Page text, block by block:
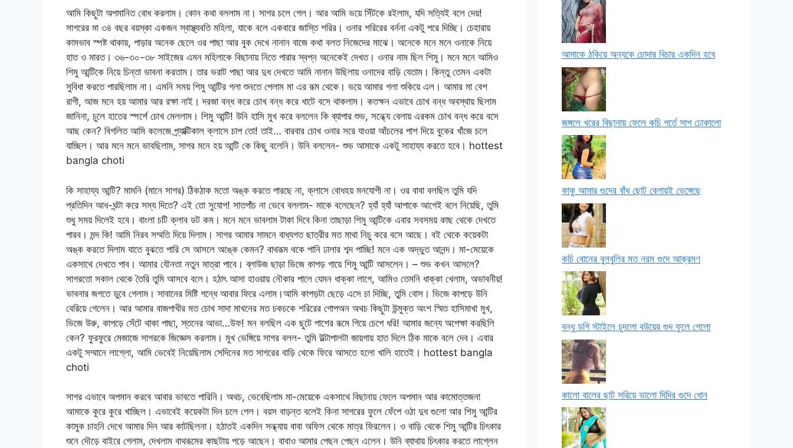
আমি কিছুটা অপমানিত বোধ করলাম। কোন কথা বললাম না। সাগর চলে গেল। আর আমি ভয়ে সিঁটকে রইলাম, যদি সত্যিই বলে দেয়!
সাগরের মা ৩৪ বছর বয়স্কা একজন স্বাস্থ্যবতি মহিলা, যাকে বলে একবারে জাস্তি শরির। ওনার শরিরের বর্ননা একটু পরে দিচ্ছি। চেহারায়
কামভাব স্পষ্ট থাকায়, পাড়ার অনেক ছেলে ওর পাছা আর বুক দেখে নানান বাজে কথা বলত নিজেদের মাঝে। অনেকে মনে মনে ওনাকে নিয়ে
হাত ও মারত। ৩৬-৩০-৩৮ সাইজের এমন মহিলাকে বিছানায় নিতে পারার স্বপ্ন অনেকেই দেখত। ওনার নাম ছিল শিমু। মনে মনে আমিও
শিমু আন্টিকে নিয়ে চিন্তা ভাবনা করতাম। তার ভরাট পাছা আর দুধ দেখতে আমি নানান উছিলায় ওনাদের বাড়ি যেতাম। কিন্তু তেমন একটা
সুবিধা করতে পারছিলাম না। এমনি সময় শিমু আন্টির গলা শুনতে পেলাম মা এর রূম থেকে। ভয়ে আমার গলা শুকিয়ে এল। আমার মা বেশ
রাগী, আজ মনে হয় আমার আর রক্ষা নাই। দরজা বন্ধ করে চোখ বন্ধ করে খাটে বসে থাকলাম। কতক্ষন এভাবে চোখ বন্ধ অবস্থায় ছিলাম
জানিনা, চুলে হাতের স্পর্শে চোখ মেললাম। শিমু আন্টি! উনি হাসি মুখ করে বললেন কি ব্যাপার শুভ, সন্ধ্যে বেলায় এরকম চোখ বন্ধ করে বসে
আছ কেন? বিগলিত আমি কলেজে প্র্যাক্টিকাল ক্লাসে চাপ তো! তাই… বারবার চোখ ওনার সরে যাওয়া আঁচলের পাশ দিয়ে বুকের খাঁজে চলে
যাচ্ছিল। আর মনে মনে ভাবছিলাম, সাগর মনে হয় আন্টি কে কিছু বলেনি। উনি বললেন- শুভ আমাকে একটু সাহায্য করতে হবে। hottest
bangla choti
কি সাহায্য আন্টি? মামনি (মানে সাগর) ঠিকঠাক মতো অঙ্ক করতে পারছে না, ক্লাসে বোধহয় মনযোগী না। ওর বাবা বলছিল তুমি যদি
প্রতিদিন আধ-ঘন্টা করে সম্য দিতে? এই তো সুযোগ! সাতপাঁচ না ভেবে বললাম- মাকে বলেছেন? হ্যাঁ হ্যাঁ আপাকে আগেই বলে নিয়েছি, তুমি
শুধু সময় দিলেই হবে। বাংলা চটি ক্লাব ডট কম। মনে মনে ভাবলাম টাকা দিবে কিনা তাছাড়া শিমু আন্টিকে এবার সবসময় কাছ থেকে দেখতে
পারব। মন্দ কি! আমি নিরব সম্মতি দিয়ে দিলাম। সাগর আমার সামনে বাধ্যগত ছাত্রীর মত মাথা নিচু করে বসে আছে। বই থেকে কয়েকটা
অঙ্ক করতে দিলাম যাতে বুঝতে পারি সে আসলে অঙ্কে কেমন? বাথরূম থকে পানি ঢালার শব্দ পাচ্ছি! মনে এক অদ্ভুত আনন্দ। মা-মেয়েকে
একসাথে দেখতে পাব। আমার যৌনতা নতুন মাত্রা পাবে। ব্লাউজ ছাড়া ভিজে কাপড় গায়ে শিমু আন্টি আসলেন। – শুভ কখন আসলে?
সাগরতো সকাল থেকে তৈরি তুমি আসবে বলে। হঠাৎ আসা হাওয়ায় নৌকার পালে যেমন ধাক্কা লাগে, আমিও তেমনি ধাক্কা খেলাম, অভাবনীয়!
ভাবনার জগতে ডুবে গেলাম। সাবানের মিষ্টি গন্ধে আবার ফিরে এলাম।আমি কাপড়টা ছেড়ে এসে চা দিচ্ছি, তুমি বোস। ভিজে কাপড়ে উনি
বেরিয়ে গেলেন। আর আমার বাজপাখীর মত চোখ সাদা মাখনের মত চকচকে শরিরের গোপঅন অথচ কিছুটা উন্মুক্ত অংশ স্মিত হাসিমাখা মুখ,
ভিজে উরু, কাপড়ে সেঁটে থাকা পাছা, স্তনের আভা…উফ! মন বলছিল এক ছুটে পাশের রূমে গিয়ে চেপে ধরি! আমার জন্যে অপেক্ষা করছিলি
কেন? ফুরফুরে মেজাজে সাগরকে জিজ্ঞেস করলাম। মুখ ভেঙ্গিয়ে সাগর বলল- তুমি উল্টাপালটা জায়গায় হাত দিলে ঠিক মাকে বলে দেব। এবার
একটু সম্মানে লাগ্লো, আমি ভেবেই নিয়েছিলাম সেদিনের মত সাগরের বাড়ি থেকে ফিরে আসতে হলো খালি হাতেই। hottest bangla
choti
সাগর এভাবে অপমান করবে আবার ভাবতে পারিনি। অথচ, ভেবেছিলাম মা-মেয়েকে একসাথে বিছানায় ফেলে অপমান আর কামোত্তজনা
আমাকে কুরে কুরে খাচ্ছিল। এভাবেই কয়েকটা দিন চলে গেল। বয়স বাড়ন্ত বলেই কিনা সাগরের ফুলে ফেঁপে ওঠা দুধ গুলো আর শিমু আন্টির
কামুক চাহনি দেখে আমার দিন আর কাটছিলনা। হঠাতই একদিন সন্ধ্যায় বাবা অফিস থেকে মাত্র ফিরলেন। ও বাড়ি থেকে শিমু আন্টির চিৎকার
শুনে দৌড়ে বাইরে গেলাম, দেখলাম বাথরূমের কাছটায় পড়ে আছেন। বাবাও আমার পেছন পেছন এলেন। উনি ব্যাথায় চিৎকার করতে লাগ্লেন
আমাকে ঠকিয়ে অন্যকে চোদার বিচার একদিন হবে
জঙ্গলে খরের বিছানায় ফেলে কচি গর্তে সাপ ঢোকালো
কাকু আমার গুদের বাঁধ ছোট বেলায়ই ভেঙ্গেছে
কচি বোনের বুলবুলির মত নরম গুদে আক্রমণ
বন্ধু ডগি স্টাইলে চুদলো বউয়ের গুদ ফুলে গেলো
কালো বালের ছাট সরিয়ে ভালো দিদির গুদে ধোন